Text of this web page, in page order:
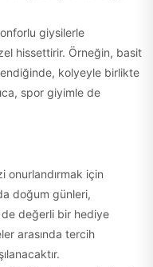
giysilerle
hissettirir. Örneğin, basit
kolyeyle birlikte
spor giyimle de
onurlandırmak için
doğum günleri,
değerli bir hediye
arasında tercih